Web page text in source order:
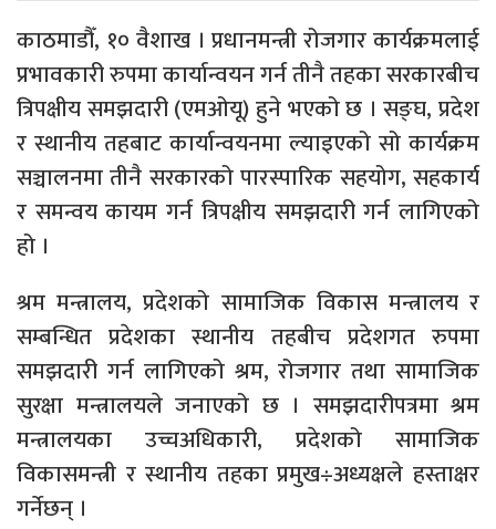
काठमाडौँ, १० वैशाख । प्रधानमन्त्री रोजगार कार्यक्रमलाई
प्रभावकारी रुपमा कार्यान्वयन गर्न तीनै तहका सरकारबीच
त्रिपक्षीय समझदारी (एमओयू) हुने भएको छ । सङ्घ, प्रदेश
र स्थानीय तहबाट कार्यान्वयनमा ल्याइएको सो कार्यक्रम
सञ्चालनमा तीनै सरकारको पारस्पारिक सहयोग, सहकार्य
र समन्वय कायम गर्न त्रिपक्षीय समझदारी गर्न लागिएको
हो ।
श्रम मन्त्रालय, प्रदेशको सामाजिक विकास मन्त्रालय र
सम्बन्धित प्रदेशका स्थानीय तहबीच प्रदेशगत रुपमा
समझदारी गर्न लागिएको श्रम, रोजगार तथा सामाजिक
सुरक्षा मन्त्रालयले जनाएको छ । समझदारीपत्रमा श्रम
मन्त्रालयका उच्चअधिकारी, प्रदेशको सामाजिक
विकासमन्त्री र स्थानीय तहका प्रमुख÷अध्यक्षले हस्ताक्षर
गर्नेछन् ।